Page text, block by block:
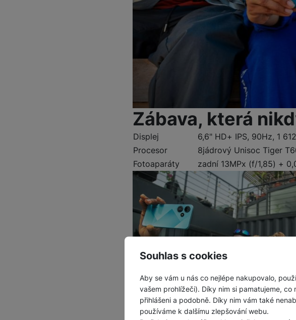
Souhlas s cookies
Aby se vám u nás co nejlépe nakupovalo,
vašem prohlížeči). Díky nim si pamatujeme,
přihlášeni a podobně. Díky nim vám také
používáme k dalšímu zlepšování webu.
Zábava, která
Displej
6,6" HD+ IPS, 90Hz, 1
Procesor
8jádrový Unisoc Tiger
Fotoaparáty
zadní 13MPx (f/1,85) +